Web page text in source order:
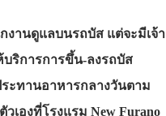
านดูแลบนรถบัส แต่จะมีเจ้า
ริการการขึ้น-ลงรถบัส
ะทานอาหารกลางวันตาม
วเองที่โรงแรม New Furano